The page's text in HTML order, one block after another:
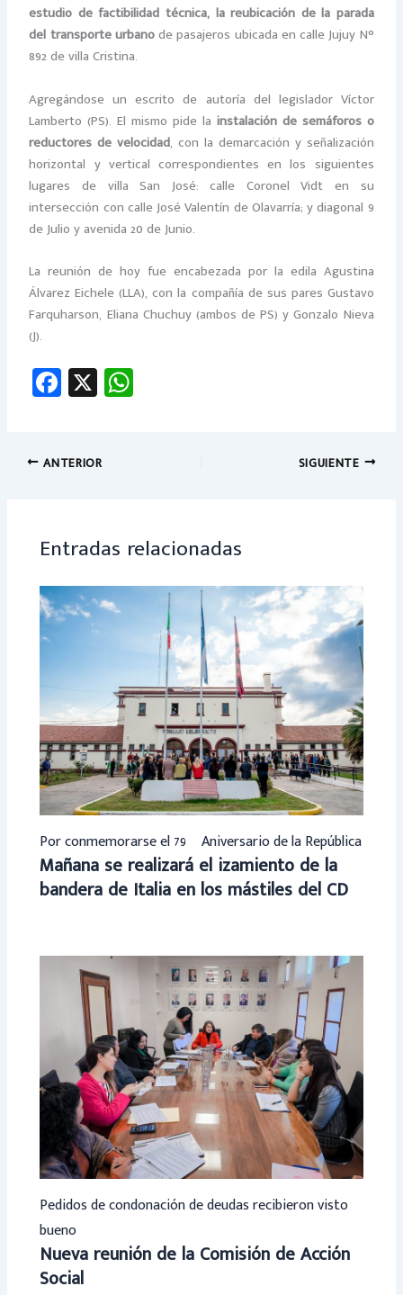
estudio de factibilidad técnica, la reubicación de la parada
del transporte urbanode pasajeros ubicada en calle Jujuy N°
892 de villa Cristina.
Agregándose un escrito de autoría del legislador Víctor
Lamberto (PS). El mismo pide la instalación de semáforos o
reductores de velocidad, con la demarcación y señalización
horizontal y vertical correspondientes en los siguientes
lugares de villa San José: calle Coronel Vidt en su
intersección con calle José Valentín de Olavarría; y diagonal 9
de Julio y avenida 20 de Junio.
La reunión de hoy fue encabezada por la edila Agustina
Álvarez Eichele (LLA), con la compañía de sus pares Gustavo
Farquharson, Eliana Chuchuy (ambos de PS) y Gonzalo Nieva
(J).
Fa
ce
o
X
ANTERIOR SIGUIENTE
Entradas relacionadas
Por conmemorarse el 79º Aniversario de la República
Mañana se realizará el izamiento de la
bandera de Italia en los mástiles del CD
Pedidos de condonación de deudas recibieron visto
bueno
Nueva reunión de la Comisión de Acción
Social